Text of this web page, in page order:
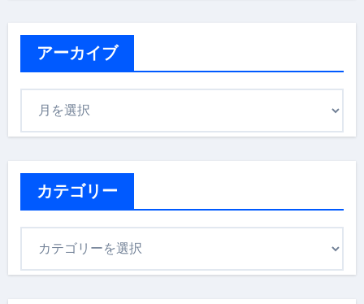
アーカイブ
カテゴリー